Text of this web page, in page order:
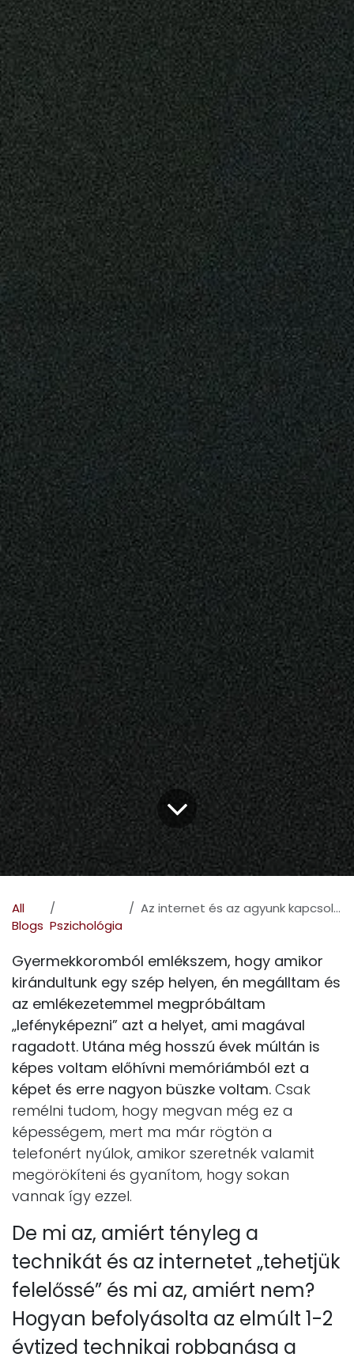
All
Blogs Pszichológia
Az internet és az agyunk kapcsolata: hogyan éljük meg a pillanatot?
Gyermekkoromból emlékszem, hogy amikor
kirándultunk egy szép helyen, én megálltam és
az emlékezetemmel megpróbáltam
„lefényképezni” azt a helyet, ami magával
ragadott. Utána még hosszú évek múltán is
képes voltam előhívni memóriámból ezt a
képet és erre nagyon büszke voltam. Csak
remélni tudom, hogy megvan még ez a
képességem, mert ma már rögtön a
telefonért nyúlok, amikor szeretnék valamit
megörökíteni és gyanítom, hogy sokan
vannak így ezzel.
De mi az, amiért tényleg a
technikát és az internetet „tehetjük
felelőssé” és mi az, amiért nem?
Hogyan befolyásolta az elmúlt 1-2
évtized technikai robbanása a